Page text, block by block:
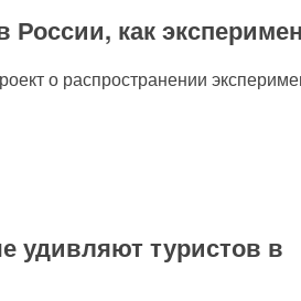
России, как
о распространении
удивляют туристов в